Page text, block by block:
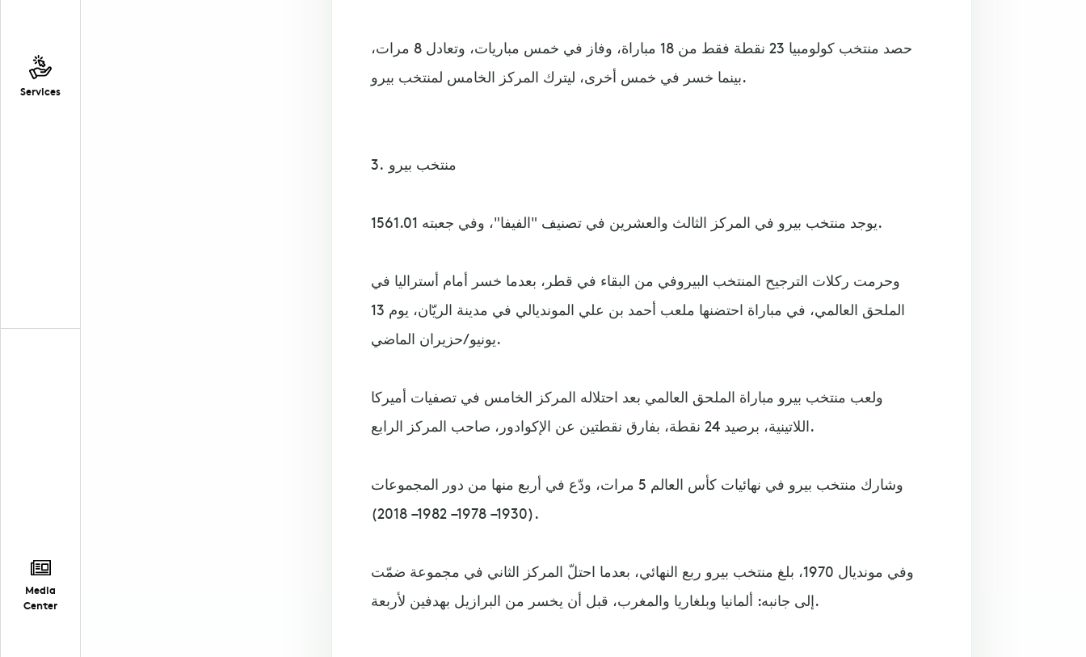
Services
Media
Center
حصد منتخب كولومبيا 23 نقطة فقط من 18 مباراة، وفاز في خمس مباريات، وتعادل 8 مرات،
بينما خسر في خمس أخرى، ليترك المركز الخامس لمنتخب بيرو.
3. منتخب بيرو
يوجد منتخب بيرو في المركز الثالث والعشرين في تصنيف "الفيفا"، وفي جعبته 1561.01.
وحرمت ركلات الترجيح المنتخب البيروفي من البقاء في قطر، بعدما خسر أمام أستراليا في
الملحق العالمي، في مباراة احتضنها ملعب أحمد بن علي المونديالي في مدينة الريّان، يوم 13
يونيو/حزيران الماضي.
ولعب منتخب بيرو مباراة الملحق العالمي بعد احتلاله المركز الخامس في تصفيات أميركا
اللاتينية، برصيد 24 نقطة، بفارق نقطتين عن الإكوادور، صاحب المركز الرابع.
وشارك منتخب بيرو في نهائيات كأس العالم 5 مرات، ودّع في أربع منها من دور المجموعات
(1930– 1978– 1982– 2018).
وفي مونديال 1970، بلغ منتخب بيرو ربع النهائي، بعدما احتلّ المركز الثاني في مجموعة ضمّت
إلى جانبه: ألمانيا وبلغاريا والمغرب، قبل أن يخسر من البرازيل بهدفين لأربعة.